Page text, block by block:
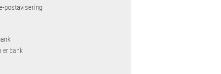
postavisering
er bank